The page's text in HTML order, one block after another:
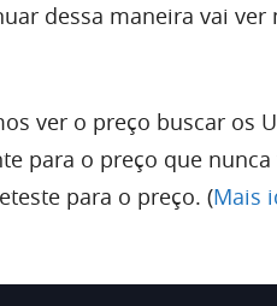
dessa maneira vai ver
ver o preço buscar os
para o preço que
para o preço. (Mais